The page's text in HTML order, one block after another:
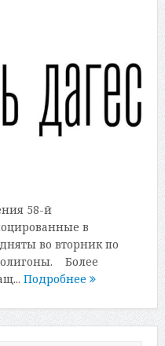
58-й
в
во вторник по
Более
Подробнее